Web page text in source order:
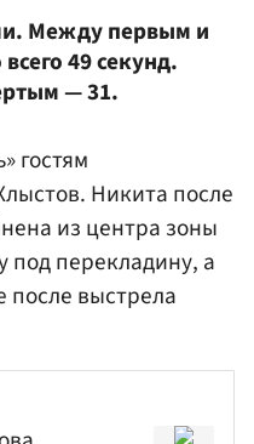
Между первым и
49 секунд.
— 31.
гостям
Никита после
из центра зоны
под перекладину, а
после выстрела